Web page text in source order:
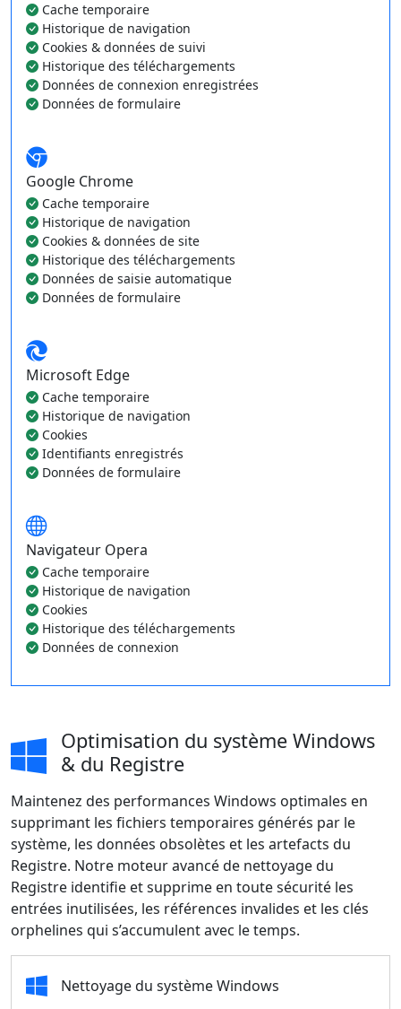
Cache temporaire
Historique de navigation
Cookies & données de suivi
Historique des téléchargements
Données de connexion enregistrées
Données de formulaire
Google Chrome
Cache temporaire
Historique de navigation
Cookies & données de site
Historique des téléchargements
Données de saisie automatique
Données de formulaire
Microsoft Edge
Cache temporaire
Historique de navigation
Cookies
Identifiants enregistrés
Données de formulaire
Navigateur Opera
Cache temporaire
Historique de navigation
Cookies
Historique des téléchargements
Données de connexion
Optimisation du système Windows
& du Registre
Maintenez des performances Windows optimales en
supprimant les fichiers temporaires générés par le
système, les données obsolètes et les artefacts du
Registre. Notre moteur avancé de nettoyage du
Registre identifie et supprime en toute sécurité les
entrées inutilisées, les références invalides et les clés
orphelines qui s’accumulent avec le temps.
Nettoyage du système Windows